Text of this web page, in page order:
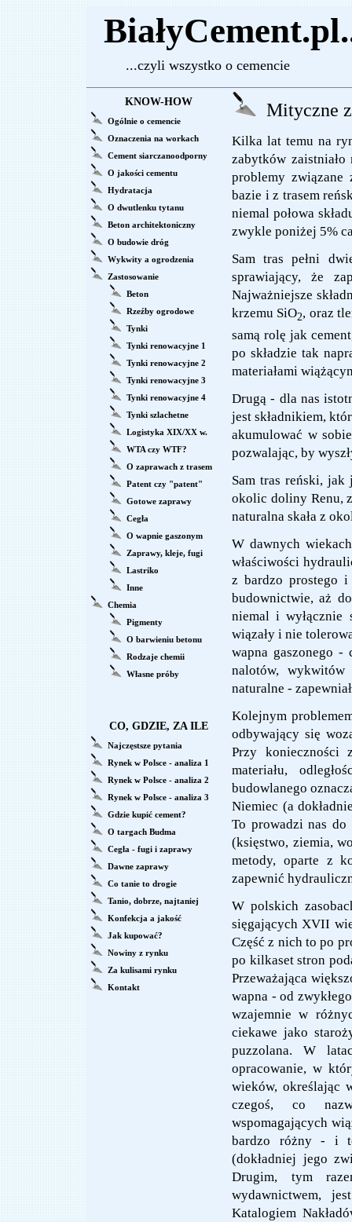
...czyli wszystko o cemencie
KNOW-HOW
Ogólnie o cemencie
Oznaczenia na workach
Cement siarczanoodporny
O jakości cementu
Hydratacja
O dwutlenku tytanu
Beton architektoniczny
O budowie dróg
Wykwity a ogrodzenia
Zastosowanie
Beton
Rzeźby ogrodowe
Tynki
Tynki renowacyjne 1
Tynki renowacyjne 2
Tynki renowacyjne 3
Tynki renowacyjne 4
Tynki szlachetne
Logistyka XIX/XX w.
WTA czy WTF?
O zaprawach z trasem
Patent czy "patent"
Gotowe zaprawy
Cegła
O wapnie gaszonym
Zaprawy, kleje, fugi
Lastriko
Inne
Chemia
Pigmenty
O barwieniu betonu
Rodzaje chemii
Własne próby
CO, GDZIE, ZA ILE
Najczęstsze pytania
Rynek w Polsce - analiza 1
Rynek w Polsce - analiza 2
Rynek w Polsce - analiza 3
Gdzie kupić cement?
O targach Budma
Cegła - fugi i zaprawy
Dawne zaprawy
Co tanie to drogie
Tanio, dobrze, najtaniej
Konfekcja a jakość
Jak kupować?
Nowiny z rynku
Za kulisami rynku
Kontakt
Mityczne
Kilka lat temu na
zabytków
problemy
bazie i z trasem
niemal połowa
zwykle poniżej 5%
Sam tras pełni
sprawiający, że
Najważniejsze
krzemu SiO2, oraz
samą rolę jak
po składzie tak
materiałami
Drugą - dla nas
jest składnikiem,
akumulować w
pozwalając, by
Sam tras reński, jak
okolic doliny Renu,
naturalna skała z
W dawnych
właściwości
z bardzo prostego i
budownictwie, aż
niemal i wyłącznie
wiązały i nie
wapna gaszonego -
nalotów, wykwitów
naturalne -
Kolejnym
odbywający się
Przy konieczności
materiału,
budowlanego
Niemiec (a
To prowadzi nas
(księstwo, ziemia,
metody, oparte z
zapewnić
W polskich
sięgających XVII
Część z nich to po
po kilkaset stron
Przeważająca
wapna - od
wzajemnie w
ciekawe jako
puzzolana. W
opracowanie, w
wieków, określając
czegoś, co
wspomagających
bardzo różny - i
(dokładniej jego
Drugim, tym
wydawnictwem,
Katalogiem